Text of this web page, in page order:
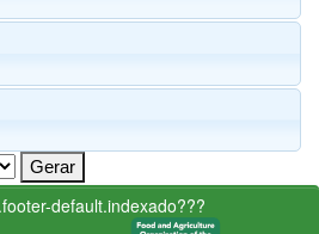
default.indexado???